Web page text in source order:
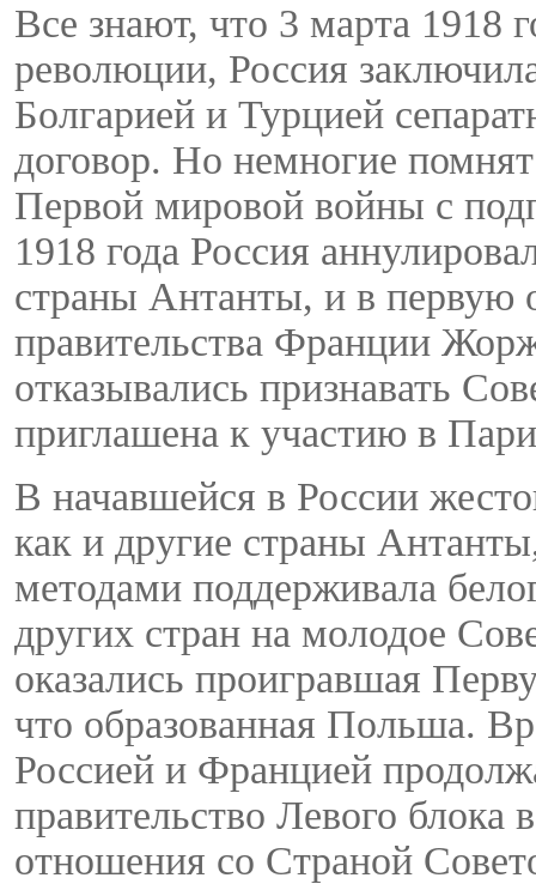
Все знают, что 3 марта 1918
революции, Россия
Болгарией и Турцией
договор. Но немногие
Первой мировой войны с
1918 года Россия
страны Антанты, и в первую
правительства Франции
отказывались признавать
приглашена к участию в
В начавшейся в России
как и другие страны
методами поддерживала
других стран на молодое
оказались проигравшая
что образованная Польша.
Россией и Францией
правительство Левого блока
отношения со Страной